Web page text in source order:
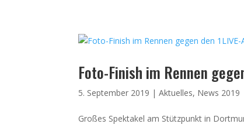
Foto-Finish im Rennen
5. September 2019 |Aktuelles, News 2019
Großes Spektakel am Stützpunkt in